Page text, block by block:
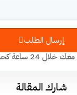
إرسال الطلب
24 ساعة كحد أقصى
شارك المقالة